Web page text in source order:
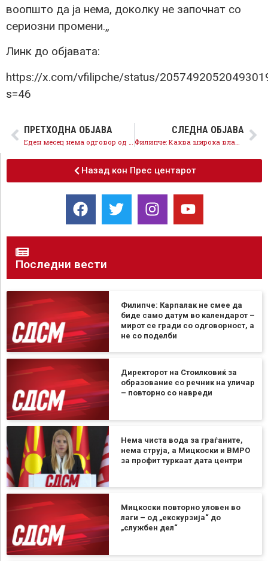
воопшто да ја нема, доколку не започнат со
сериозни промени.„
Линк до објавата:
https://x.com/vfilipche/status/
s=46
ПРЕТХОДНА ОБЈАВА СЛЕДНА ОБЈАВА
Назад кон Прес центарот
Последни вести
Филипче: Карпалак не смее да
биде само датум во календарот –
мирот се гради со одговорност, а
не со поделби
Директорот на Стоилковиќ за
образование со речник на уличар
– повторно со навреди
Нема чиста вода за граѓаните,
нема струја, а Мицкоски и ВМРО
за профит туркаат дата центри
Мицкоски повторно уловен во
лаги – од „екскурзија“ до
„службен дел“